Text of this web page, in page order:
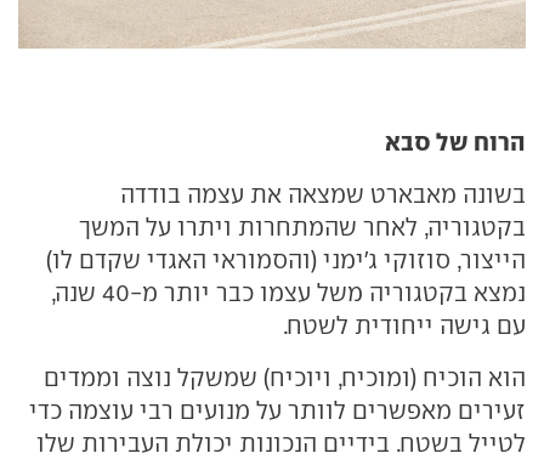
הרוח של סבא
בשונה מאבארט שמצאה את עצמה בודדה
בקטגוריה, לאחר שהמתחרות ויתרו על המשך
הייצור, סוזוקי ג'ימני (והסמוראי האגדי שקדם לו)
נמצא בקטגוריה משל עצמו כבר יותר מ-40 שנה,
עם גישה ייחודית לשטח.
הוא הוכיח (ומוכיח, ויוכיח) שמשקל נוצה וממדים
זעירים מאפשרים לוותר על מנועים רבי עוצמה כדי
לטייל בשטח. בידיים הנכונות יכולת העבירות שלו